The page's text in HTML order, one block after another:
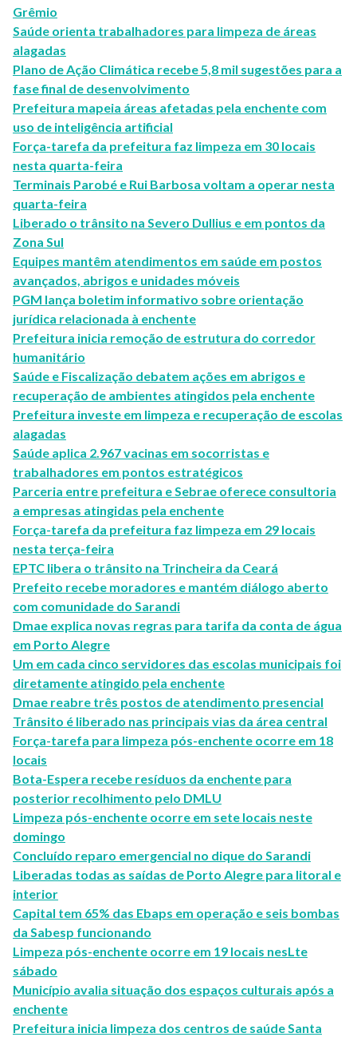
Grêmio
Saúde orienta trabalhadores para limpeza de áreas
alagadas
Plano de Ação Climática recebe 5,8 mil sugestões para a
fase final de desenvolvimento
Prefeitura mapeia áreas afetadas pela enchente com
uso de inteligência artificial
Força-tarefa da prefeitura faz limpeza em 30 locais
nesta quarta-feira
Terminais Parobé e Rui Barbosa voltam a operar nesta
quarta-feira
Liberado o trânsito na Severo Dullius e em pontos da
Zona Sul
Equipes mantêm atendimentos em saúde em postos
avançados, abrigos e unidades móveis
PGM lança boletim informativo sobre orientação
jurídica relacionada à enchente
Prefeitura inicia remoção de estrutura do corredor
humanitário
Saúde e Fiscalização debatem ações em abrigos e
recuperação de ambientes atingidos pela enchente
Prefeitura investe em limpeza e recuperação de escolas
alagadas
Saúde aplica 2.967 vacinas em socorristas e
trabalhadores em pontos estratégicos
Parceria entre prefeitura e Sebrae oferece consultoria
a empresas atingidas pela enchente
Força-tarefa da prefeitura faz limpeza em 29 locais
nesta terça-feira
EPTC libera o trânsito na Trincheira da Ceará
Prefeito recebe moradores e mantém diálogo aberto
com comunidade do Sarandi
Dmae explica novas regras para tarifa da conta de água
em Porto Alegre
Um em cada cinco servidores das escolas municipais foi
diretamente atingido pela enchente
Dmae reabre três postos de atendimento presencial
Trânsito é liberado nas principais vias da área central
Força-tarefa para limpeza pós-enchente ocorre em 18
locais
Bota-Espera recebe resíduos da enchente para
posterior recolhimento pelo DMLU
Limpeza pós-enchente ocorre em sete locais neste
domingo
Concluído reparo emergencial no dique do Sarandi
Liberadas todas as saídas de Porto Alegre para litoral e
interior
Capital tem 65% das Ebaps em operação e seis bombas
da Sabesp funcionando
Limpeza pós-enchente ocorre em 19 locais nesLte
sábado
Município avalia situação dos espaços culturais após a
enchente
Prefeitura inicia limpeza dos centros de saúde Santa